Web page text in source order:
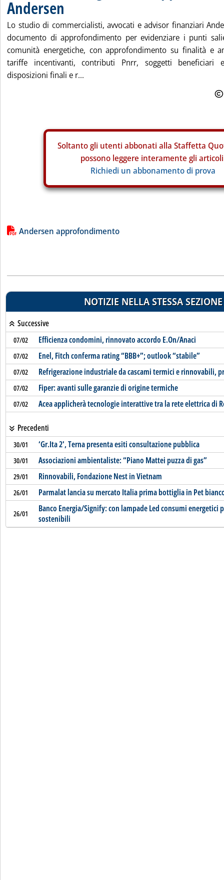
Andersen
Lo studio di commercialisti, avvocati e advisor finanziari
documento di approfondimento per evidenziare i punti
comunità energetiche, con approfondimento su finalità e
tariffe incentivanti, contributi Pnrr, soggetti beneficiari
disposizioni finali e r...
Soltanto gli utenti abbonati alla Staffetta
possono leggere interamente gli
Richiedi un abbonamento di prova
Lista allegati PDF alla notizia
Andersen approfondimento
NOTIZIE NELLA STESSA SEZIONE
Successive
07/02 Efficienza condomini, rinnovato accordo E.On/Anaci
07/02 Enel, Fitch conferma rating “BBB+”; outlook “stabile”
07/02 Refrigerazione industriale da cascami termici e rinnovabili,
07/02 Fiper: avanti sulle garanzie di origine termiche
07/02 Acea applicherà tecnologie interattive tra la rete elettrica di
Precedenti
30/01 ‘Gr.Ita 2', Terna presenta esiti consultazione pubblica
30/01 Associazioni ambientaliste: “Piano Mattei puzza di gas”
29/01 Rinnovabili, Fondazione Nest in Vietnam
26/01 Parmalat lancia su mercato Italia prima bottiglia in Pet
26/01
Banco Energia/Signify: con lampade Led consumi energetici
sostenibili